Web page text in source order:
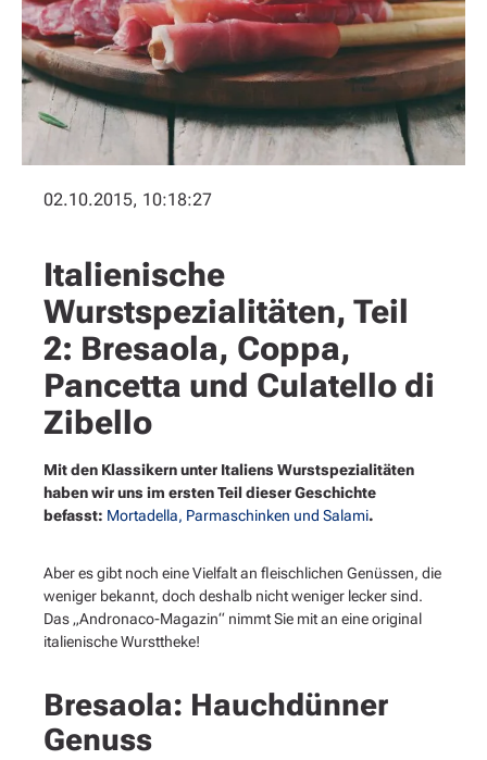
02.10.2015, 10:18:27
Italienische
Wurstspezialitäten, Teil
2: Bresaola, Coppa,
Pancetta und Culatello di
Zibello
Mit den Klassikern unter Italiens Wurstspezialitäten
haben wir uns im ersten Teil dieser Geschichte
befasst: Mortadella, Parmaschinken und Salami.
Aber es gibt noch eine Vielfalt an fleischlichen Genüssen, die
weniger bekannt, doch deshalb nicht weniger lecker sind.
Das „Andronaco-Magazin“ nimmt Sie mit an eine original
italienische Wursttheke!
Bresaola: Hauchdünner
Genuss